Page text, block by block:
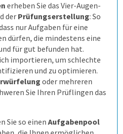
erheben Sie das Vier-Augen-
der Prüfungserstellung: So
nur Aufgaben für eine
dürfen, die mindestens eine
für gut befunden hat.
importieren, um schlechte
und zu optimieren.
oder mehreren
Sie Ihren Prüflingen das
Sie so einenAufgabenpool